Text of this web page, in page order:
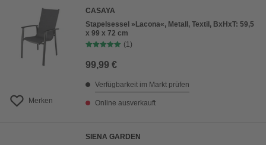
Merken
CASAYA
Stapelsessel »Lacona«, Metall, Textil, BxHxT: 59,5
x 99 x 72 cm
(1)
99,99 €
Verfügbarkeit im Markt prüfen
Online ausverkauft
SIENA GARDEN